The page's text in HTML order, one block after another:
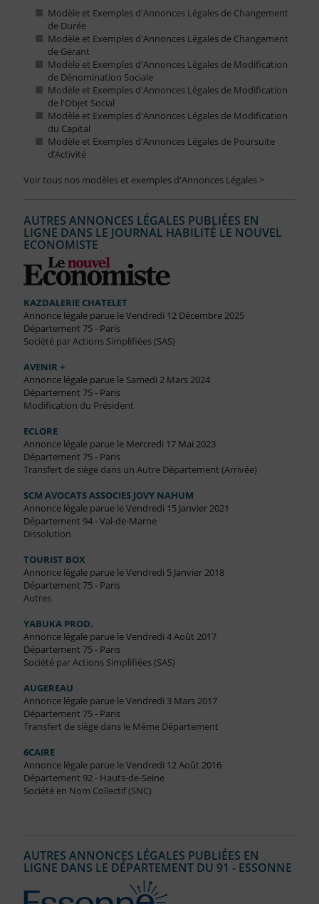
Modèle et Exemples d'Annonces Légales de Changement
de Durée
Modèle et Exemples d'Annonces Légales de Changement
de Gérant
Modèle et Exemples d'Annonces Légales de Modification
de Dénomination Sociale
Modèle et Exemples d'Annonces Légales de Modification
de l'Objet Social
Modèle et Exemples d'Annonces Légales de Modification
du Capital
Modèle et Exemples d'Annonces Légales de Poursuite
d’Activité
Voir tous nos modèles et exemples d'Annonces Légales >
AUTRES ANNONCES LÉGALES PUBLIÉES EN
LIGNE DANS LE JOURNAL HABILITÉ LE NOUVEL
ECONOMISTE
KAZDALERIE CHATELET
Annonce légale parue le Vendredi 12 Décembre 2025
Département 75 - Paris
Société par Actions Simplifiées (SAS)
AVENIR +
Annonce légale parue le Samedi 2 Mars 2024
Département 75 - Paris
Modification du Président
ECLORE
Annonce légale parue le Mercredi 17 Mai 2023
Département 75 - Paris
Transfert de siège dans un Autre Département (Arrivée)
SCM AVOCATS ASSOCIES JOVY NAHUM
Annonce légale parue le Vendredi 15 Janvier 2021
Département 94 - Val-de-Marne
Dissolution
TOURIST BOX
Annonce légale parue le Vendredi 5 Janvier 2018
Département 75 - Paris
Autres
YABUKA PROD.
Annonce légale parue le Vendredi 4 Août 2017
Département 75 - Paris
Société par Actions Simplifiées (SAS)
AUGEREAU
Annonce légale parue le Vendredi 3 Mars 2017
Département 75 - Paris
Transfert de siège dans le Même Département
6CAIRE
Annonce légale parue le Vendredi 12 Août 2016
Département 92 - Hauts-de-Seine
Société en Nom Collectif (SNC)
AUTRES ANNONCES LÉGALES PUBLIÉES EN
LIGNE DANS LE DÉPARTEMENT DU 91 - ESSONNE